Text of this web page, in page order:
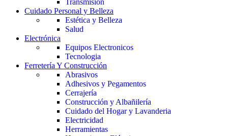
Transmisión
Cuidado Personal y Belleza
Estética y Belleza
Salud
Electrónica
Equipos Electronicos
Tecnologia
Ferretería Y Construcción
Abrasivos
Adhesivos y Pegamentos
Cerrajería
Construcción y Albañilería
Cuidado del Hogar y Lavanderia
Electricidad
Herramientas